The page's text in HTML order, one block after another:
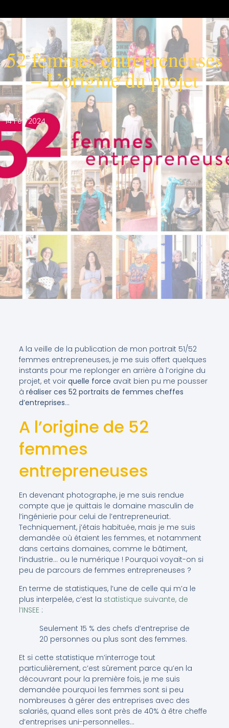
52 femmes entrepreneuses
– L’origine du projet
14 Fév 2024
A la veille de la publication de mon portrait 51/52
femmes entrepreneuses, je me suis offert quelques
instants pour me replonger en arrière à l’origine du
projet, et voir quelle force avait bien pu me pousser
à réaliser ces 52 portraits de femmes cheffes
d’entreprises…
A l’origine de 52
femmes
entrepreneuses
En devenant photographe, je me suis rendue
compte que je quittais le domaine masculin de
l’ingénierie pour celui de l’entrepreneuriat.
Techniquement, j’étais habituée, mais je me suis
demandée où étaient les femmes, et notamment
dans certains domaines, comme le bâtiment,
l’industrie… ou le numérique ! Pourquoi voyait-on si
peu de parcours de femmes entrepreneuses ?
En terme de statistiques, l’une de celle qui m’a le
plus interpelée, c’est la statistique suivante, de
l’INSEE :
Seulement 15 % des chefs d’entreprise de
20 personnes ou plus sont des femmes.
Et si cette statistique m’interroge tout
particulièrement, c’est sûrement parce qu’en la
découvrant pour la première fois, je me suis
demandée pourquoi les femmes sont si peu
nombreuses à gérer des entreprises avec des
salariés, quand elles sont près de 40% à être cheffe
d’entreprises uni-personnelles…